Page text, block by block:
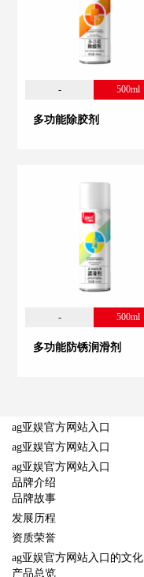
- 500ml
多功能除胶剂
- 500ml
多功能防锈润滑剂
ag亚娱官方网站入口
ag亚娱官方网站入口
ag亚娱官方网站入口
品牌介绍
品牌故事
发展历程
资质荣誉
ag亚娱官方网站入口的文化
产品总览